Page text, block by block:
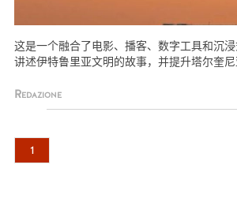
这是一个融合了电影、播客、数字工具和沉
讲述伊特鲁里亚文明的故事，并提升塔尔奎
Redazione
1